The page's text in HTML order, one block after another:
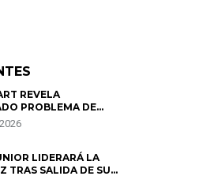
REVELA
PROBLEMA DE
DE SEPARARSE DE
ENCONTRARON UN
LIDERARÁ LA
TRAS SALIDA DE SU